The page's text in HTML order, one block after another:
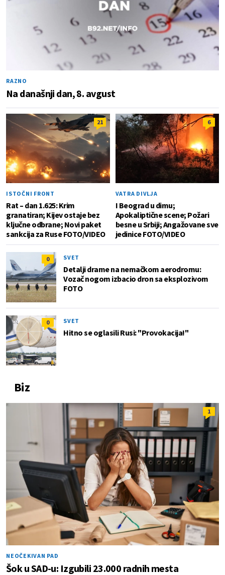
RAZNO
Na današnji dan, 8. avgust
21
ISTOČNI FRONT
Rat – dan 1.625: Krim
granatiran; Kijev ostaje bez
ključne odbrane; Novi paket
sankcija za Ruse FOTO/VIDEO
6
VATRA DIVLJA
I Beograd u dimu;
Apokaliptične scene; Požari
besne u Srbiji; Angažovane sve
jedinice FOTO/VIDEO
0 SVET
Detalji drame na nemačkom aerodromu:
Vozač nogom izbacio dron sa eksplozivom
FOTO
0 SVET
Hitno se oglasili Rusi: "Provokacija!"
Biz
1
NEOČEKIVAN PAD
Šok u SAD-u: Izgubili 23.000 radnih mesta